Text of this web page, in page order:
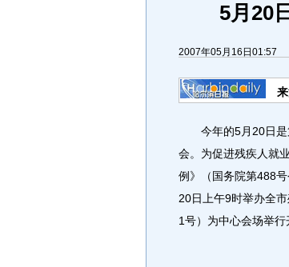
5月20
2007年05月16日01:57
今年的5月20日是
会。为促进残疾人就
例》（国务院第488
20日上午9时举办全
1号）为中心会场举行